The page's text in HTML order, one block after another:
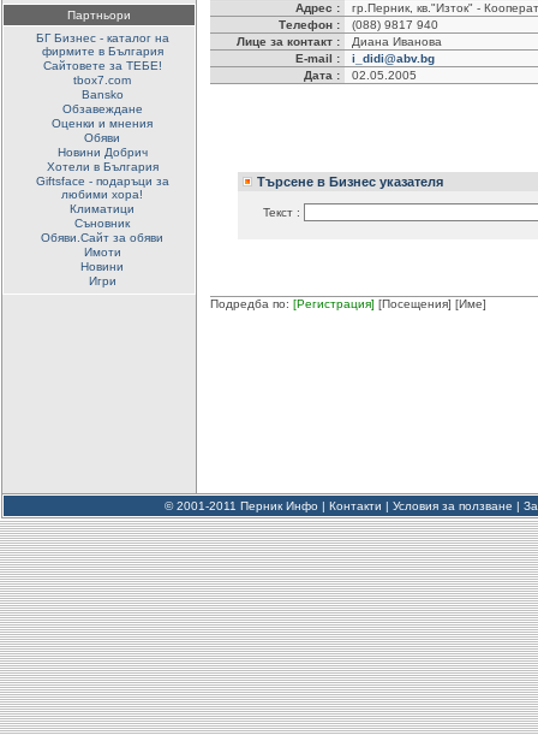
Партньори
БГ Бизнес - каталог на
фирмите в България
Сайтовете за ТЕБЕ!
tbox7.com
Bansko
Обзавеждане
Оценки и мнения
Обяви
Новини Добрич
Хотели в България
Giftsface - подаръци за
любими хора!
Климатици
Съновник
Обяви.Сайт за обяви
Имоти
Новини
Игри
Адрес :
гр.Перник, кв."Изток" -
Телефон :
(088) 9817 940
Лице за контакт :
Диана Иванова
E-mail :
i_didi@abv.bg
Дата :
02.05.2005
Търсене в Бизнес указателя
Текст :
Подредба по: [Регистрация] [Посещения] [Име]
© 2001-2011 Перник Инфо | Контакти | Условия за ползване |